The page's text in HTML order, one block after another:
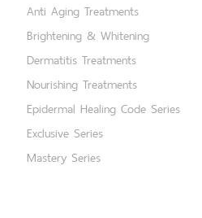
Anti Aging Treatments
Brightening & Whitening
Dermatitis Treatments
Nourishing Treatments
Epidermal Healing Code Series
Exclusive Series
Mastery Series